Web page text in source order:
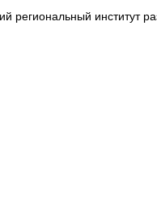
региональный институт